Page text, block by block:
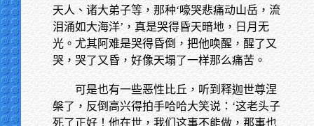
天人、诸大弟子等，那种‘嚎哭悲痛动山岳，流
泪涌如大海洋’，真是哭得昏天暗地，日月无
光。尤其阿难是哭得昏倒，把他唤醒，醒了又
哭，哭了又昏，好像天塌了一样那么痛苦。
可是也有一些恶性比丘，听到释迦世尊涅
槃了，反倒高兴得拍手哈哈大笑说：‘这老头子
死了正好！他在世，我们这事不能做，那事也